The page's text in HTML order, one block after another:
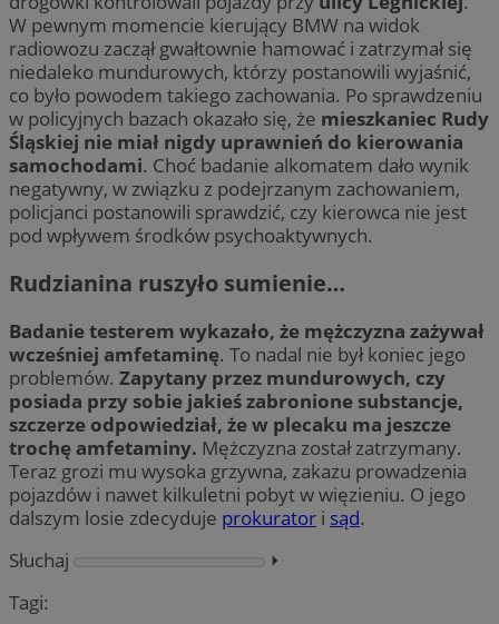
W pewnym momencie kierujący BMW na widok
radiowozu zaczął gwałtownie hamować i zatrzymał się
niedaleko mundurowych, którzy postanowili wyjaśnić,
co było powodem takiego zachowania. Po sprawdzeniu
w policyjnych bazach okazało się, że mieszkaniec Rudy
Śląskiej nie miał nigdy uprawnień do kierowania
samochodami. Choć badanie alkomatem dało wynik
negatywny, w związku z podejrzanym zachowaniem,
policjanci postanowili sprawdzić, czy kierowca nie jest
pod wpływem środków psychoaktywnych.
Rudzianina ruszyło sumienie…
Badanie testerem wykazało, że mężczyzna zażywał
wcześniej amfetaminę. To nadal nie był koniec jego
problemów. Zapytany przez mundurowych, czy
posiada przy sobie jakieś zabronione substancje,
szczerze odpowiedział, że w plecaku ma jeszcze
trochę amfetaminy. Mężczyzna został zatrzymany.
Teraz grozi mu wysoka grzywna, zakazu prowadzenia
pojazdów i nawet kilkuletni pobyt w więzieniu. O jego
dalszym losie zdecyduje prokurator i sąd.
Słuchaj
⏵︎
Tagi: